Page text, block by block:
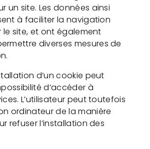
un site. Les données ainsi
à faciliter la navigation
le site, et ont également
diverses mesures de
d’un cookie peut
d’accéder à
L’utilisateur peut toutefois
ordinateur de la manière
refuser l’installation des